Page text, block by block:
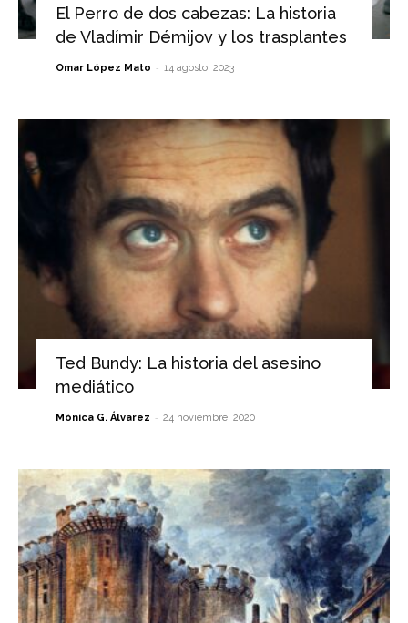
El Perro de dos cabezas: La historia
de Vladímir Démijov y los trasplantes
Omar López Mato - 14 agosto, 2023
Ted Bundy: La historia del asesino
mediático
Mónica G. Álvarez - 24 noviembre, 2020